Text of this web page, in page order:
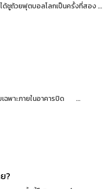
ชูถ้วยฟุตบอลโลกเป็นครั้งที่สอง ...
ยเฉพาะภายในอาคารปิด ...
?